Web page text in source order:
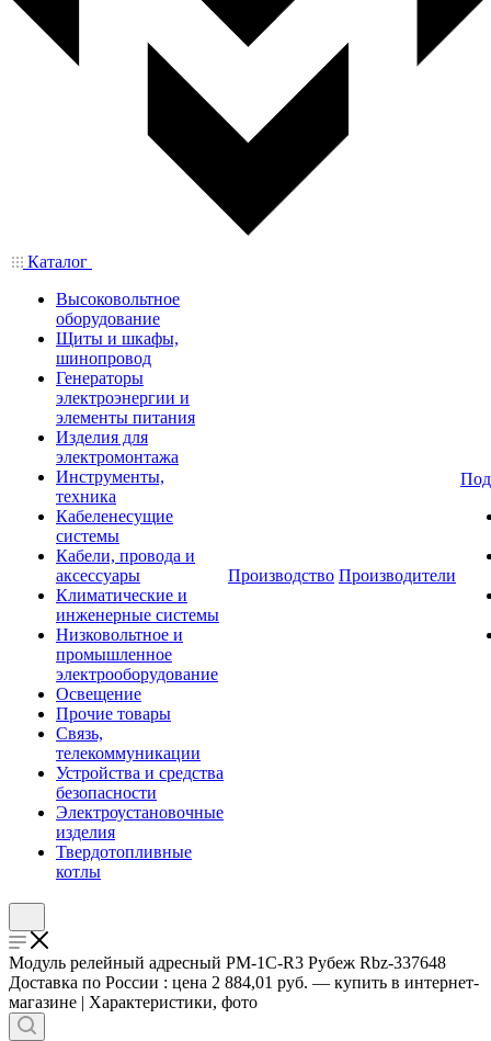
Каталог
Высоковольтное
оборудование
Щиты и шкафы,
шинопровод
Генераторы
электроэнергии и
элементы питания
Изделия для
электромонтажа
Инструменты,
техника
Кабеленесущие
системы
Кабели, провода и
аксессуары
Климатические и
инженерные системы
Низковольтное и
промышленное
электрооборудование
Освещение
Прочие товары
Связь,
телекоммуникации
Устройства и средства
безопасности
Электроустановочные
изделия
Твердотопливные
котлы
Производство Производители
Модуль релейный адресный РМ-1С-R3 Рубеж Rbz-337648
Доставка по России : цена 2 884,01 руб. — купить в интернет-
магазине | Характеристики, фото